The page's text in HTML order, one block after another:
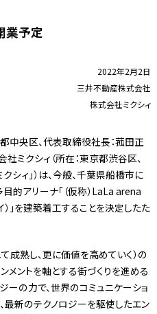
業予定
2022年2月2日
三井不動産株式会社
株式会社ミクシィ
中央区、代表取締役社長：菰田正
社ミクシィ（所在：東京都渋谷区、
シィ」）は、今般、千葉県船橋市に
アリーナ「（仮称）LaLa arena
」を建築着工することを決定したた
成熟し、更に価値を高めていく）の
メントを軸とする街づくりを進める
ーの力で、世界のコミュニケーショ
最新のテクノロジーを駆使したエン